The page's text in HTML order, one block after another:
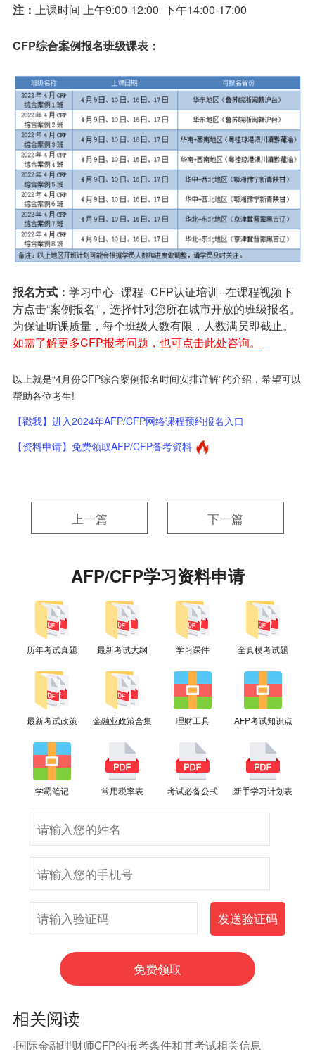
注： 上课时间 上午9:00-12:00 下午14:00-17:00
CFP综合案例报名班级课表：
报名方式： 学习中心--课程--CFP认证培训--在课程视频下
方点击“案例报名“，选择针对您所在城市开放的班级报名。
为保证听课质量，每个班级人数有限，人数满员即截止。
如需了解更多CFP报考问题，也可点击此处咨询。
以上就是“4月份CFP综合案例报名时间安排详解”的介绍，希望可以
帮助各位考生!
【戳我】进入2024年AFP/CFP网络课程预约报名入口
【资料申请】免费领取AFP/CFP备考资料
上一篇 下一篇
AFP/CFP学习资料申请
历年考试真题 最新考试大纲 学习课件 全真模考试题
最新考试政策 金融业政策合集 理财工具 AFP考试知识点
学霸笔记 常用税率表 考试必备公式 新手学习计划表
相关阅读
·国际金融理财师CFP的报考条件和其考试相关信息